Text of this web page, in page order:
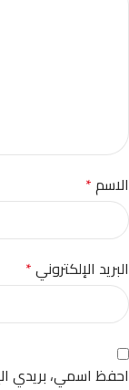
الاسم*
البريد الإلكتروني*
احفظ اسمي، بريدي